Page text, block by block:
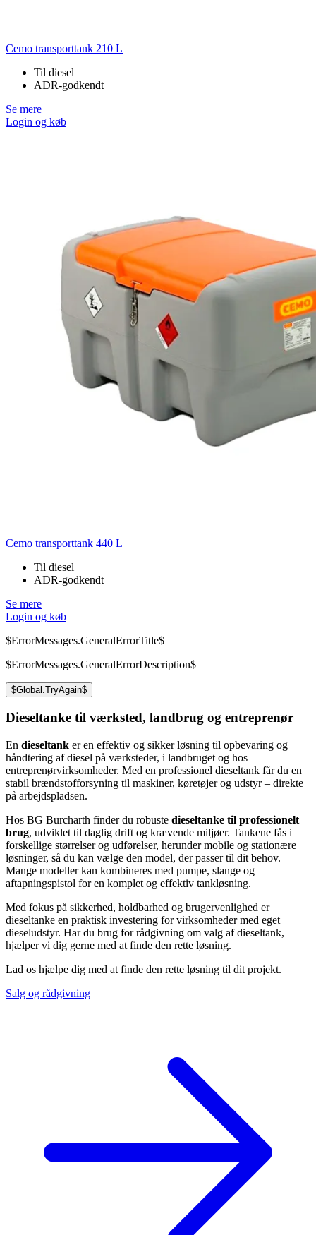
Cemo transporttank 210 L
Til diesel
ADR-godkendt
Se mere
Login og køb
Cemo transporttank 440 L
Til diesel
ADR-godkendt
Se mere
Login og køb
$ErrorMessages.GeneralErrorTitle$
$ErrorMessages.GeneralErrorDescription$
$Global.TryAgain$
Dieseltanke til værksted, landbrug og entreprenør
En dieseltank er en effektiv og sikker løsning til opbevaring og
håndtering af diesel på værksteder, i landbruget og hos
entreprenørvirksomheder. Med en professionel dieseltank får du en
stabil brændstofforsyning til maskiner, køretøjer og udstyr – direkte
på arbejdspladsen.
Hos BG Burcharth finder du robuste dieseltanke til professionelt
brug, udviklet til daglig drift og krævende miljøer. Tankene fås i
forskellige størrelser og udførelser, herunder mobile og stationære
løsninger, så du kan vælge den model, der passer til dit behov.
Mange modeller kan kombineres med pumpe, slange og
aftapningspistol for en komplet og effektiv tankløsning.
Med fokus på sikkerhed, holdbarhed og brugervenlighed er
dieseltanke en praktisk investering for virksomheder med eget
dieseludstyr. Har du brug for rådgivning om valg af dieseltank,
hjælper vi dig gerne med at finde den rette løsning.
Lad os hjælpe dig med at finde den rette løsning til dit projekt.
Salg og rådgivning